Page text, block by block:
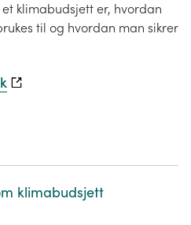
klimabudsjett er, hvordan
til og hvordan man sikrer
klimabudsjett